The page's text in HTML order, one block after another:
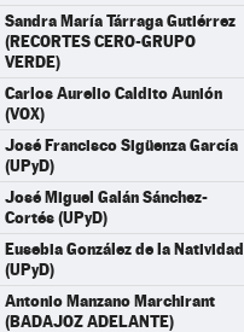
Sandra María Tárraga Gutiérrez
(RECORTES CERO-GRUPO
VERDE)
Carlos Aurelio Caldito Aunión
(VOX)
José Francisco Sigüenza García
(UPyD)
José Miguel Galán Sánchez-
Cortés (UPyD)
Eusebia González de la Natividad
(UPyD)
Antonio Manzano Marchirant
(BADAJOZ ADELANTE)